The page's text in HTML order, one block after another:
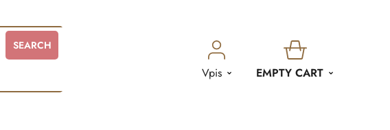
SEARCH
Vpis
SHOPPING
EMPTY CART